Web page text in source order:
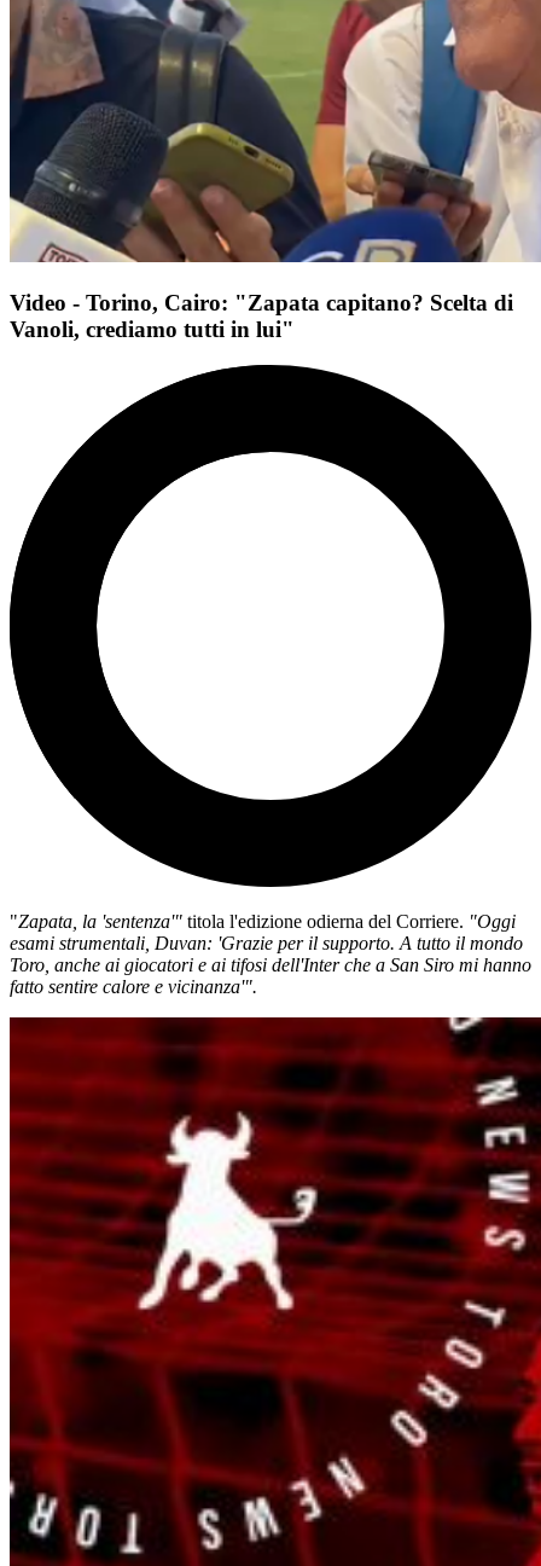
Video - Torino, Cairo: "Zapata capitano? Scelta di
Vanoli, crediamo tutti in lui"
"Zapata, la 'sentenza'" titola l'edizione odierna del Corriere. "Oggi
esami strumentali, Duvan: 'Grazie per il supporto. A tutto il mondo
Toro, anche ai giocatori e ai tifosi dell'Inter che a San Siro mi hanno
fatto sentire calore e vicinanza'".